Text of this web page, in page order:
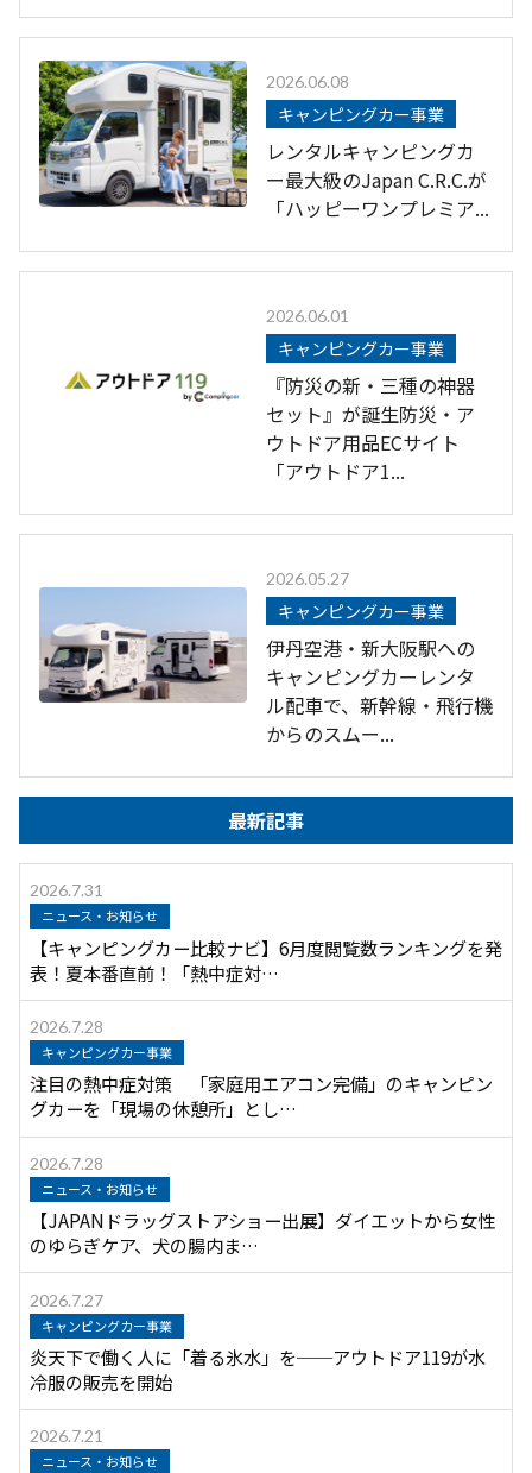
2026.06.08
キャンピングカー事業
レンタルキャンピングカ
ー最大級のJapan C.R.C.が
「ハッピーワンプレミア...
2026.06.01
キャンピングカー事業
『防災の新・三種の神器
セット』が誕生防災・ア
ウトドア用品ECサイト
「アウトドア1...
2026.05.27
キャンピングカー事業
伊丹空港・新大阪駅への
キャンピングカーレンタ
ル配車で、新幹線・飛行機
からのスムー...
最新記事
2026.7.31
ニュース・お知らせ
【キャンピングカー比較ナビ】6月度閲覧数ランキングを発
表！夏本番直前！「熱中症対…
2026.7.28
キャンピングカー事業
注目の熱中症対策 「家庭用エアコン完備」のキャンピン
グカーを「現場の休憩所」とし…
2026.7.28
ニュース・お知らせ
【JAPANドラッグストアショー出展】ダイエットから女性
のゆらぎケア、犬の腸内ま…
2026.7.27
キャンピングカー事業
炎天下で働く人に「着る氷水」を──アウトドア119が水
冷服の販売を開始
2026.7.21
ニュース・お知らせ